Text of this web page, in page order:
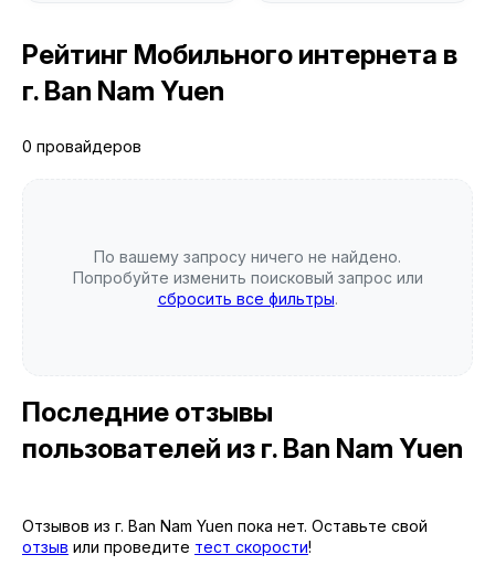
Рейтинг Мобильного интернета в
г. Ban Nam Yuen
0 провайдеров
По вашему запросу ничего не найдено.
Попробуйте изменить поисковый запрос или
сбросить все фильтры.
Последние отзывы
пользователей из г. Ban Nam Yuen
Отзывов из г. Ban Nam Yuen пока нет. Оставьте свой
отзыв или проведите тест скорости!